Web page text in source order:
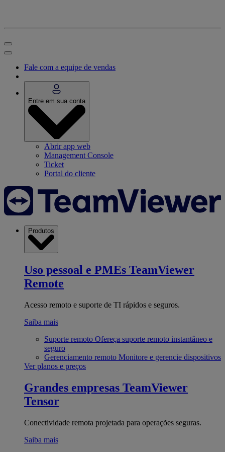
Fale com a equipe de vendas
Entre em sua conta
Abrir app web
Management Console
Ticket
Portal do cliente
Produtos
Uso pessoal e PMEs TeamViewer
Remote
Acesso remoto e suporte de TI rápidos e seguros.
Saiba mais
Suporte remoto Ofereça suporte remoto instantâneo e
seguro
Gerenciamento remoto Monitore e gerencie dispositivos
Ver planos e preços
Grandes empresas TeamViewer
Tensor
Conectividade remota projetada para operações seguras.
Saiba mais